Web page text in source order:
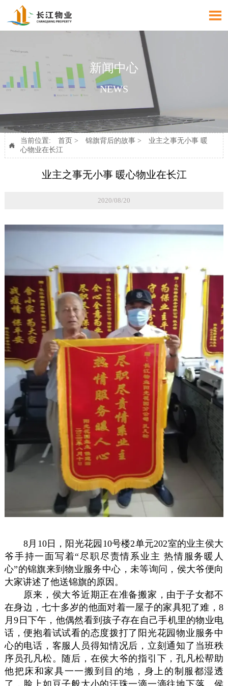

新闻中心
NEWS

当前位置: 首页 > 锦旗背后的故事>
业主之事无小事 暖
心物业在长江
业主之事无小事 暖心物业在长江
2020/08/20
8月10日，阳光花园10号楼2单元202室的业主侯大
爷手持一面写着“尽职尽责情系业主 热情服务暖人
心”的锦旗来到物业服务中心，未等询问，侯大爷便向
大家讲述了他送锦旗的原因。
原来，侯大爷近期正在准备搬家，由于子女都不
在身边，七十多岁的他面对着一屋子的家具犯了难，8
月9日下午，他偶然看到孩子存在自己手机里的物业电
话，便抱着试试看的态度拨打了阳光花园物业服务中
心的电话，客服人员得知情况后，立刻通知了当班秩
序员孔凡松。随后，在侯大爷的指引下，孔凡松帮助
他把床和家具一一搬到目的地，身上的制服都湿透